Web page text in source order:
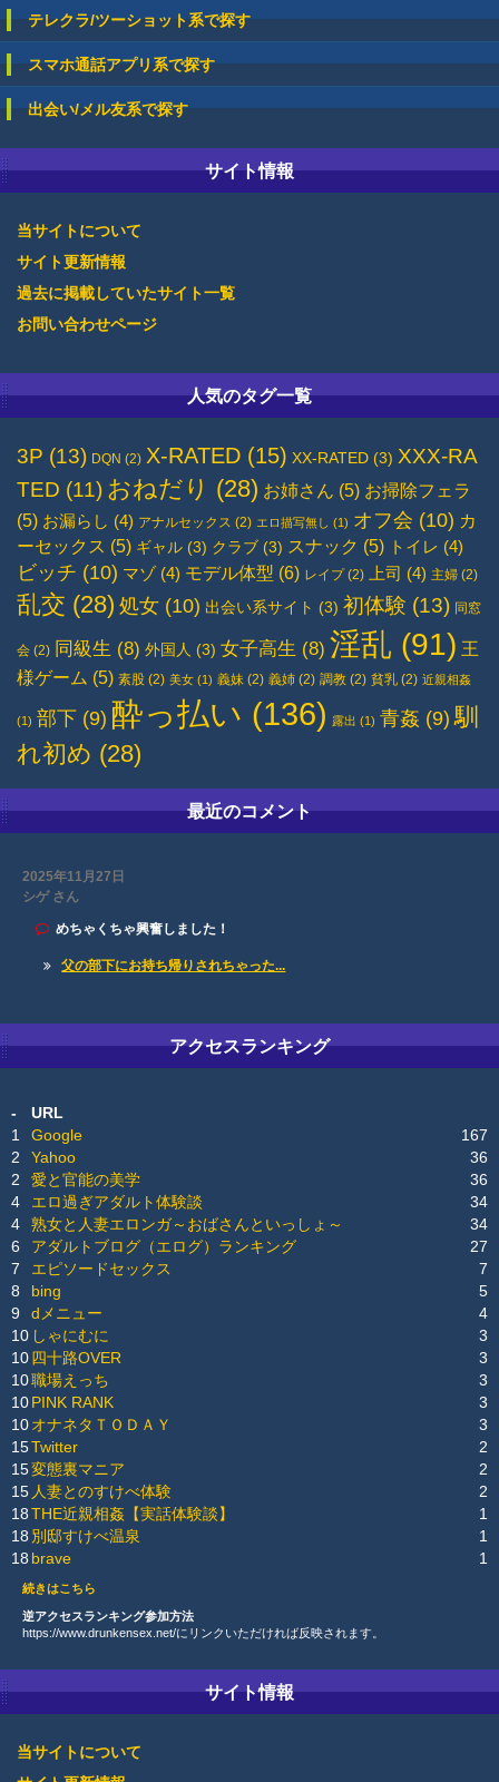
テレクラ/ツーショット系で探す
スマホ通話アプリ系で探す
出会い/メル友系で探す
サイト情報
当サイトについて
サイト更新情報
過去に掲載していたサイト一覧
お問い合わせページ
人気のタグ一覧
3P (13) DQN (2) X-RATED (15) XX-RATED (3) XXX-RA
TED (11) おねだり (28) お姉さん (5) お掃除フェラ
(5) お漏らし (4) アナルセックス (2) エロ描写無し (1) オフ会 (10) カ
ーセックス (5) ギャル (3) クラブ (3) スナック (5) トイレ (4)
ビッチ (10) マゾ (4) モデル体型 (6) レイプ(2) 上司 (4) 主婦 (2)
乱交 (28) 処女 (10) 出会い系サイト (3) 初体験 (13) 同窓
会 (2) 同級生 (8) 外国人 (3) 女子高生 (8) 淫乱 (91) 王
様ゲーム (5) 素股 (2) 美女 (1) 義妹 (2) 義姉 (2) 調教 (2) 貧乳 (2) 近親相姦
(1) 部下 (9) 酔っ払い (136) 露出 (1) 青姦 (9) 馴
れ初め (28)
最近のコメント
2025年11月27日
シゲ さん
めちゃくちゃ興奮しました！
父の部下にお持ち帰りされちゃった...
アクセスランキング
-
URL
1
Google
167
2
Yahoo
36
2
愛と官能の美学
36
4
エロ過ぎアダルト体験談
34
4
熟女と人妻エロンガ～おばさんといっしょ～
34
6
アダルトブログ（エログ）ランキング
27
7
エピソードセックス
7
8
bing
5
9
dメニュー
4
10 しゃにむに
3
10四十路OVER
3
10職場えっち
3
10PINK RANK
3
10オナネタＴＯＤＡＹ
3
15Twitter
2
15変態裏マニア
2
15 人妻とのすけべ体験
2
18THE近親相姦【実話体験談】
1
18 別邸すけべ温泉
1
18 brave 1
続きはこちら
逆アクセスランキング参加方法
https://www.drunkensex.net/にリンクいただければ反映されます。
サイト情報
当サイトについて